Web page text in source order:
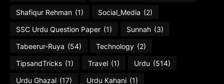
Shafiqur Rehman (1) Social_Media (2)
SSC Urdu Question Paper (1) Sunnah (3)
Tabeerur-Ruya (54) Technology (2)
TipsandTricks (1) Travel (1) Urdu (514)
Urdu Ghazal (17) Urdu Kahani (1)